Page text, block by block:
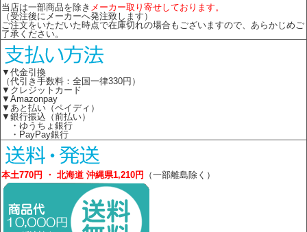
当店は一部商品を除き メーカー取り寄せしております。
（受注後にメーカーへ発注致します）
ご注文をいただいた時点で在庫切れの場合もございますので、あらかじめご
了承ください。
▼代金引換
（代引き手数料：全国一律330円）
▼クレジットカード
▼Amazonpay
▼あと払い（ペイディ）
▼銀行振込（前払い）
・ゆうちょ銀行
・PayPay銀行
本土770円 ・ 北海道 沖縄県1,210円 （一部離島除く）